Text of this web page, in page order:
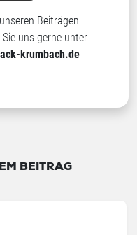
Beiträgen
uns gerne unter
krumbach.de
BEITRAG